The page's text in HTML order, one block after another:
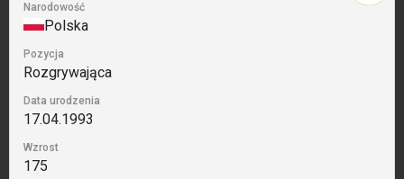
Narodowość
Polska
Pozycja
Rozgrywająca
Data urodzenia
17.04.1993
Wzrost
175